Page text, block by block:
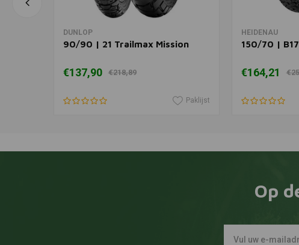
DUNLOP
90/90 | 21 Trailmax Mission
€137,90 €218,89
Paklijst
HEIDENAU
150/70 |
€164,21
Op